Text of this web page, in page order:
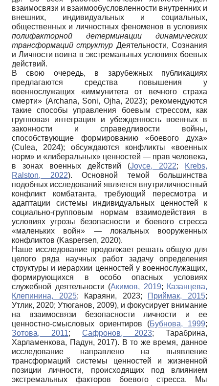
взаимосвязи и взаимообусловленности внутренних и
внешних, индивидуальных и социальных,
общественных и личностных феноменов в условиях
полифакторной детерминации динамических
трансформаций структур Деятельности, Сознания
и Личности воина в экстремальных условиях боевых
действий.
В свою очередь, в зарубежных публикациях
предлагаются средства повышения у
военнослужащих «иммунитета от вечного страха
смерти» (Archana, Soni, Ojha, 2023); рекомендуются
такие способы управления боевым стрессом, как
групповая интеграция и убежденность военных в
законности и справедливости войны,
способствующие формированию «боевого духа»
(Culea, 2024); обсуждаются конфликты «военных
норм» и «либеральных» ценностей — прав человека,
в зонах военных действий (Joyce, 2022;
Krebs,
Ralston, 2022). Основной темой большинства
подобных исследований является внутриличностный
конфликт комбатанта, требующий пересмотра и
адаптации системы индивидуальных ценностей к
социально-групповым нормам взаимодействия в
условиях угрозы безопасности и боевого стресса
«маленьких войн» — локальных вооруженных
конфликтов (Kaspersen, 2020).
Наше исследование продолжает решать общую для
целого ряда научных работ задачу определения
структуры и иерархии ценностей у военнослужащих,
формирующихся в особо опасных условиях
служебной деятельности (Акимов, 2019; Казанцева,
Клепинина, 2025; Караяни, 2023; Приймак, 2015;
Утлик, 2020; Утюганов, 2009), и фокусирует внимание
на взаимосвязи безопасности личности и ее
ценностно-смысловых ориентиров (Бубнова, 1999;
Зотова, 2011; Сафронов, 2023; Тарабрина,
Харламенкова, Падун, 2017). В то же время, данное
исследование направлено на выявление
трансформаций системы ценностей и жизненной
позиции личности, происходящих под влиянием
экстремальных факторов боевого стресса. Мы